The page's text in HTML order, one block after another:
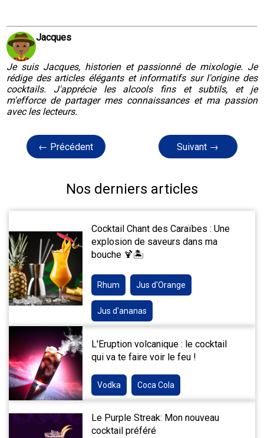
Jacques
Je suis Jacques, historien et passionné de mixologie. Je
rédige des articles élégants et informatifs sur l'origine des
cocktails. J'apprécie les alcools fins et subtils, et je
m'efforce de partager mes connaissances et ma passion
avec les lecteurs.
← Précédent Suivant →
Nos derniers articles
Cocktail Chant des Caraïbes : Une
explosion de saveurs dans ma
bouche 🍹🏝️
Rhum Jus d'Orange
Jus d'ananas
L'Eruption volcanique : le cocktail
qui va te faire voir le feu !
Vodka Coca Cola
Le Purple Streak: Mon nouveau
cocktail préféré